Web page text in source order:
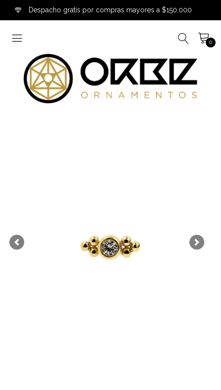
Despacho gratis por compras mayores a $150.000
0
Previous Next